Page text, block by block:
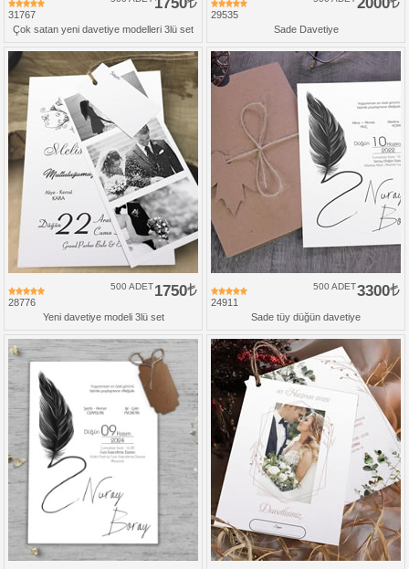
31767
Çok satan yeni davetiye modelleri 3lü set
29535
Sade Davetiye
28776
1750
500 ADET
Yeni davetiye modeli 3lü set
24911
3300
500 ADET
Sade tüy düğün davetiye